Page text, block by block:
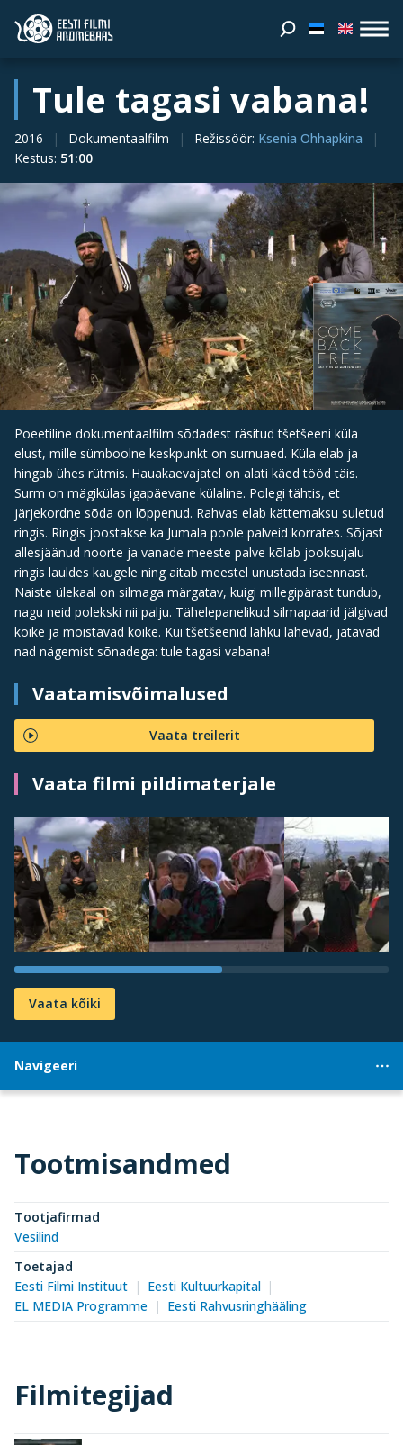
Tule tagasi vabana!
2016 Dokumentaalfilm Režissöör: Ksenia Ohhapkina
Kestus: 51:00
Poeetiline dokumentaalfilm sõdadest räsitud tšetšeeni küla
elust, mille sümboolne keskpunkt on surnuaed. Küla elab ja
hingab ühes rütmis. Hauakaevajatel on alati käed tööd täis.
Surm on mägikülas igapäevane külaline. Polegi tähtis, et
järjekordne sõda on lõppenud. Rahvas elab kättemaksu suletud
ringis. Ringis joostakse ka Jumala poole palveid korrates. Sõjast
allesjäänud noorte ja vanade meeste palve kõlab jooksujalu
ringis lauldes kaugele ning aitab meestel unustada iseennast.
Naiste ülekaal on silmaga märgatav, kuigi millegipärast tundub,
nagu neid polekski nii palju. Tähelepanelikud silmapaarid jälgivad
kõike ja mõistavad kõike. Kui tšetšeenid lahku lähevad, jätavad
nad nägemist sõnadega: tule tagasi vabana!
Vaatamisvõimalused
Vaata treilerit
Vaata filmi pildimaterjale
Vaata kõiki
Navigeeri
Tootmisandmed
Tootjafirmad
Vesilind
Toetajad
Eesti Filmi Instituut
Eesti Kultuurkapital
EL MEDIA Programme
Eesti Rahvusringhääling
Filmitegijad